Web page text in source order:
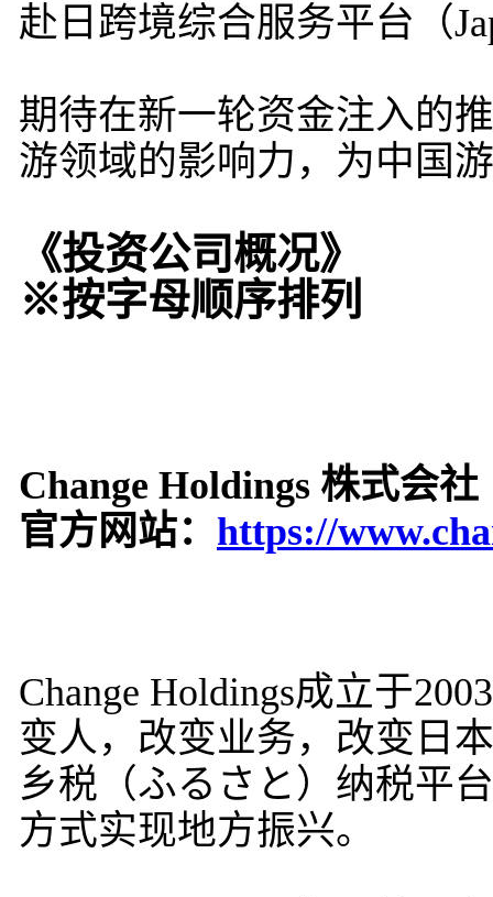
赴日跨境综合服务平台（
期待在新一轮资金注入的
游领域的影响力，为中国
《投资公司概况》
※按字母顺序排列
Change Holdings 株式会社
官方网站： https://
Change Holdings成立于
变人，改变业务，改变日
乡税（ふるさと）纳税平
方式实现地方振兴。